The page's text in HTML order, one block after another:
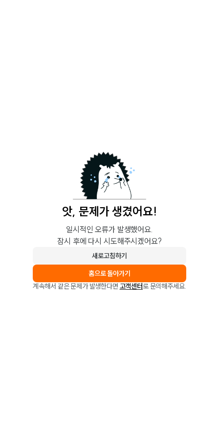
앗, 문제가 생겼어요!
일시적인 오류가 발생했어요.
잠시 후에 다시 시도해주시겠어요?
새로고침하기
홈으로 돌아가기
계속해서 같은 문제가 발생한다면 고객센터로 문의해주세요.